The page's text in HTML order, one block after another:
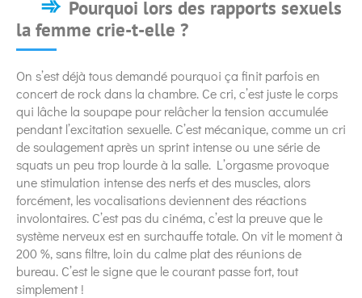
Pourquoi lors des rapports sexuels
la femme crie-t-elle ?
On s’est déjà tous demandé pourquoi ça finit parfois en
concert de rock dans la chambre. Ce cri, c’est juste le corps
qui lâche la soupape pour relâcher la tension accumulée
pendant l’excitation sexuelle. C’est mécanique, comme un cri
de soulagement après un sprint intense ou une série de
squats un peu trop lourde à la salle. L’orgasme provoque
une stimulation intense des nerfs et des muscles, alors
forcément, les vocalisations deviennent des réactions
involontaires. C’est pas du cinéma, c’est la preuve que le
système nerveux est en surchauffe totale. On vit le moment à
200 %, sans filtre, loin du calme plat des réunions de
bureau. C’est le signe que le courant passe fort, tout
simplement !